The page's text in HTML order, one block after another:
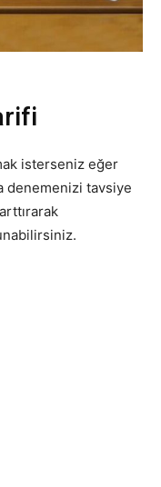
isterseniz eğer
denemenizi tavsiye